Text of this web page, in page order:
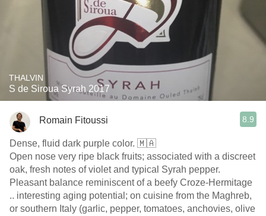
THALVIN
S de Siroua Syrah 2017
Romain Fitoussi 8.9
Dense, fluid dark purple color. 🇲🇦
Open nose very ripe black fruits; associated with a discreet
oak, fresh notes of violet and typical Syrah pepper.
Pleasant balance reminiscent of a beefy Croze-Hermitage
.. interesting aging potential; on cuisine from the Maghreb,
or southern Italy (garlic, pepper, tomatoes, anchovies, olive